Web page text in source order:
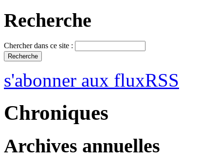
Recherche
Chercher dans ce site :
s'abonner aux fluxRSS
Chroniques
Archives annuelles